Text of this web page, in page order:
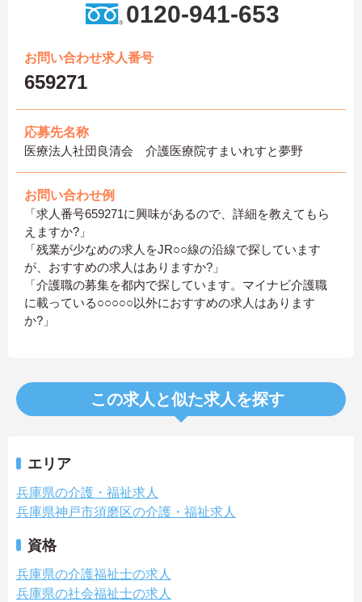
0120-941-653
お問い合わせ求人番号
659271
応募先名称
医療法人社団良清会 介護医療院すまいれすと夢野
お問い合わせ例
「求人番号659271に興味があるので、詳細を教えてもら
えますか?」
「残業が少なめの求人をJR○○線の沿線で探しています
が、おすすめの求人はありますか?」
「介護職の募集を都内で探しています。マイナビ介護職
に載っている○○○○○以外におすすめの求人はあります
か?」
この求人と似た求人を探す
エリア
兵庫県の介護・福祉求人
兵庫県神戸市須磨区の介護・福祉求人
資格
兵庫県の介護福祉士の求人
兵庫県の社会福祉士の求人